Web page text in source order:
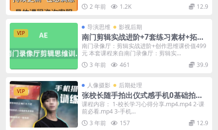
2 年前
1.2K 12.9
VIP
导演思维 影视后期
南门剪辑实战进阶+7套练习素材+拓展
资源包（53集）
南门录像厅：剪辑实战进阶+创作思维课价值499
元 本套课程来自南门录像厅：剪辑实...
3 年前
461 39.9
VIP
人像摄影 后期处理
张校长随手拍出仪式感手机0基础拍摄
剪辑教学zxzjs
课程内容： 1-校长学习心得分享.mp4.mp4 2-课
前必看.mp4 3-手机...
3 年前
157 12.9